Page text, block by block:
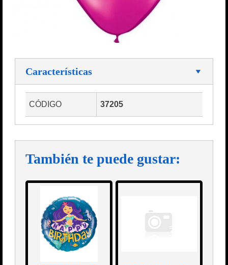
Características
CÓDIGO 37205
También te puede gustar: